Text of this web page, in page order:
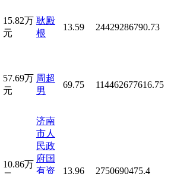
15.82万
元
耿殿
根
13.59 24429286790.73
57.69万
元
周超
男
69.75 114462677616.75
10.86万
济南
市人
民政
府国
有资
13.96 2750690475.4